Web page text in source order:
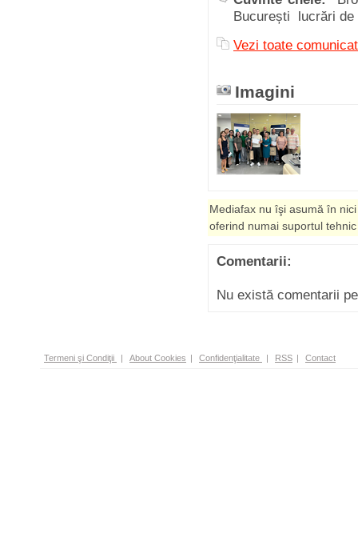
București lucrări
Vezi toate
Imagini
Mediafax nu îşi asumă în
oferind numai suportul
Comentarii:
Nu există comentarii
Termeni şi Condiţii | About Cookies | Confidenţialitate | RSS | Contact